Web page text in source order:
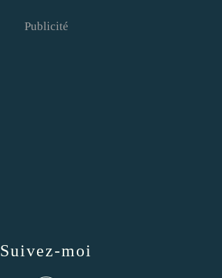
Suivez-moi
Publicité